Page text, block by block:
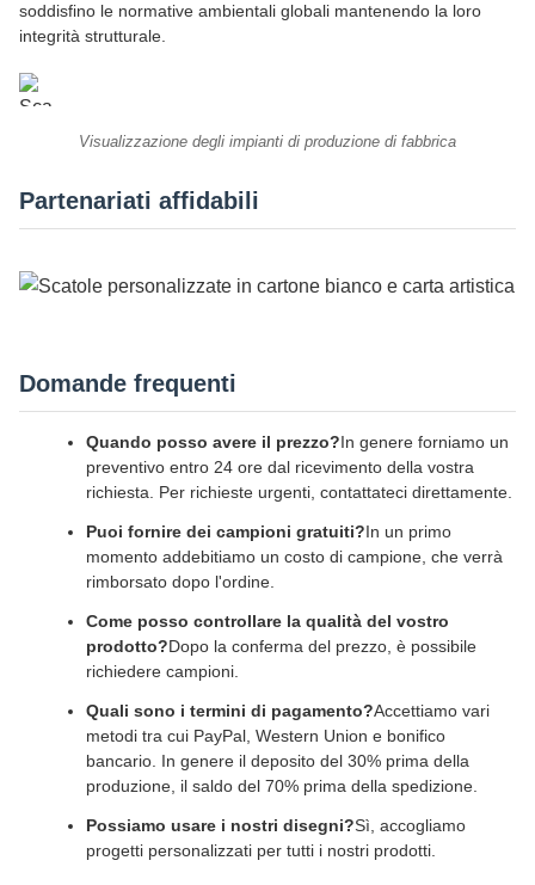
soddisfino le normative ambientali globali mantenendo la loro
integrità strutturale.
Visualizzazione degli impianti di produzione di fabbrica
Partenariati affidabili
Domande frequenti
Quando posso avere il prezzo?In genere forniamo un
preventivo entro 24 ore dal ricevimento della vostra
richiesta. Per richieste urgenti, contattateci direttamente.
Puoi fornire dei campioni gratuiti?In un primo
momento addebitiamo un costo di campione, che verrà
rimborsato dopo l'ordine.
Come posso controllare la qualità del vostro
prodotto?Dopo la conferma del prezzo, è possibile
richiedere campioni.
Quali sono i termini di pagamento?Accettiamo vari
metodi tra cui PayPal, Western Union e bonifico
bancario. In genere il deposito del 30% prima della
produzione, il saldo del 70% prima della spedizione.
Possiamo usare i nostri disegni?Sì, accogliamo
progetti personalizzati per tutti i nostri prodotti.